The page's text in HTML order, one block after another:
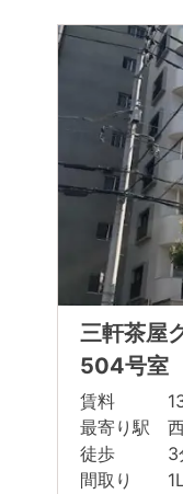
三軒茶屋
504号室
賃料 13
最寄り駅
徒歩 3
間取り